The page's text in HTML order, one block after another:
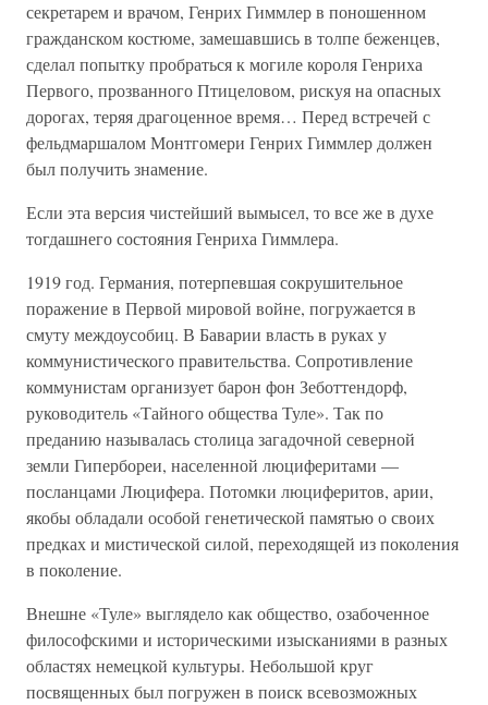
секретарем и врачом, Генрих Гиммлер в поношенном
гражданском костюме, замешавшись в толпе беженцев,
сделал попытку пробраться к могиле короля Генриха
Первого, прозванного Птицеловом, рискуя на опасных
дорогах, теряя драгоценное время… Перед встречей с
фельдмаршалом Монтгомери Генрих Гиммлер должен
был получить знамение.
Если эта версия чистейший вымысел, то все же в духе
тогдашнего состояния Генриха Гиммлера.
1919 год. Германия, потерпевшая сокрушительное
поражение в Первой мировой войне, погружается в
смуту междоусобиц. В Баварии власть в руках у
коммунистического правительства. Сопротивление
коммунистам организует барон фон Зеботтендорф,
руководитель «Тайного общества Туле». Так по
преданию называлась столица загадочной северной
земли Гипербореи, населенной люциферитами —
посланцами Люцифера. Потомки люциферитов, арии,
якобы обладали особой генетической памятью о своих
предках и мистической силой, переходящей из поколения
в поколение.
Внешне «Туле» выглядело как общество, озабоченное
философскими и историческими изысканиями в разных
областях немецкой культуры. Небольшой круг
посвященных был погружен в поиск всевозможных